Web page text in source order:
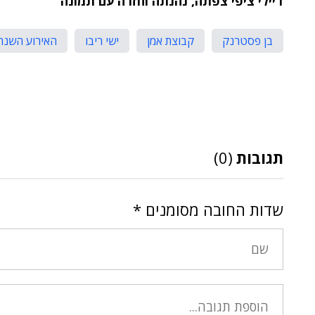
בן פסטרנק קבוצת אמן ישי ריבו האירוע
תגובות (0)
שדות החובה מסומנים *